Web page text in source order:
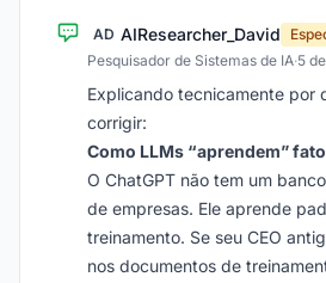
AD AIResearcher_David
Pesquisador de Sistemas de IA·5
Explicando tecnicamente por
corrigir:
Como LLMs “aprendem”
O ChatGPT não tem um
de empresas. Ele aprende
treinamento. Se seu CEO
nos documentos de